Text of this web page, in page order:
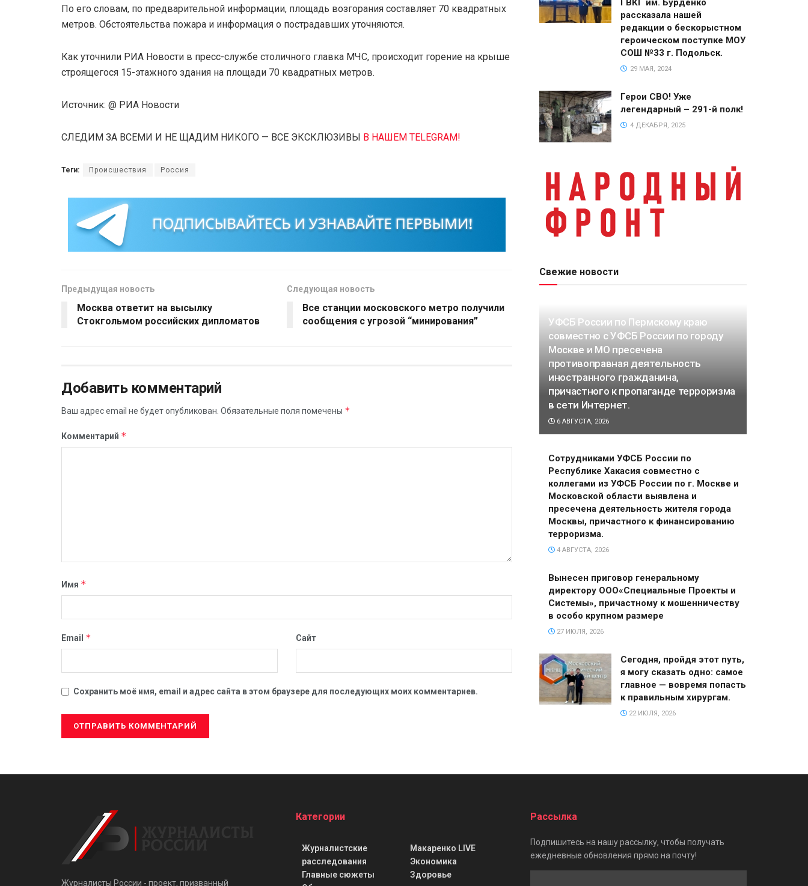
По его словам, по предварительной информации, площадь возгорания составляет 70 квадратных
метров. Обстоятельства пожара и информация о пострадавших уточняются.
Как уточнили РИА Новости в пресс-службе столичного главка МЧС, происходит горение на крыше
строящегося 15-этажного здания на площади 70 квадратных метров.
Источник: @ РИА Новости
СЛЕДИМ ЗА ВСЕМИ И НЕ ЩАДИМ НИКОГО — ВСЕ ЭКСКЛЮЗИВЫ В НАШЕМ TELEGRAM!
Теги: Происшествия Россия
Предыдущая новость
Москва ответит на высылку
Стокгольмом российских дипломатов
Следующая новость
Все станции московского метро получили
сообщения с угрозой “минирования”
Добавить комментарий
Ваш адрес email не будет опубликован. Обязательные поля помечены *
Комментарий *
Имя *
Email * Сайт
Сохранить моё имя, email и адрес сайта в этом браузере для последующих моих комментариев.
ГВКГ им. Бурденко
рассказала нашей
редакции о бескорыстном
героическом поступке МОУ
СОШ №33 г. Подольск.
29 МАЯ, 2024
Герои СВО! Уже
легендарный – 291-й полк!
4 ДЕКАБРЯ, 2025
Свежие новости
УФСБ России по Пермскому краю
совместно с УФСБ России по городу
Москве и МО пресечена
противоправная деятельность
иностранного гражданина,
причастного к пропаганде терроризма
в сети Интернет.
6 АВГУСТА, 2026
Сотрудниками УФСБ России по
Республике Хакасия совместно с
коллегами из УФСБ России по г. Москве и
Московской области выявлена и
пресечена деятельность жителя города
Москвы, причастного к финансированию
терроризма.
4 АВГУСТА, 2026
Вынесен приговор генеральному
директору ООО«Специальные Проекты и
Системы», причастному к мошенничеству
в особо крупном размере
27 ИЮЛЯ, 2026
Сегодня, пройдя этот путь,
я могу сказать одно: самое
главное — вовремя попасть
к правильным хирургам.
22 ИЮЛЯ, 2026
Журналисты России - проект, призванный
Категории
Журналистские
расследования
Главные сюжеты
Макаренко LIVE
Экономика
Здоровье
Рассылка
Подпишитесь на нашу рассылку, чтобы получать
ежедневные обновления прямо на почту!